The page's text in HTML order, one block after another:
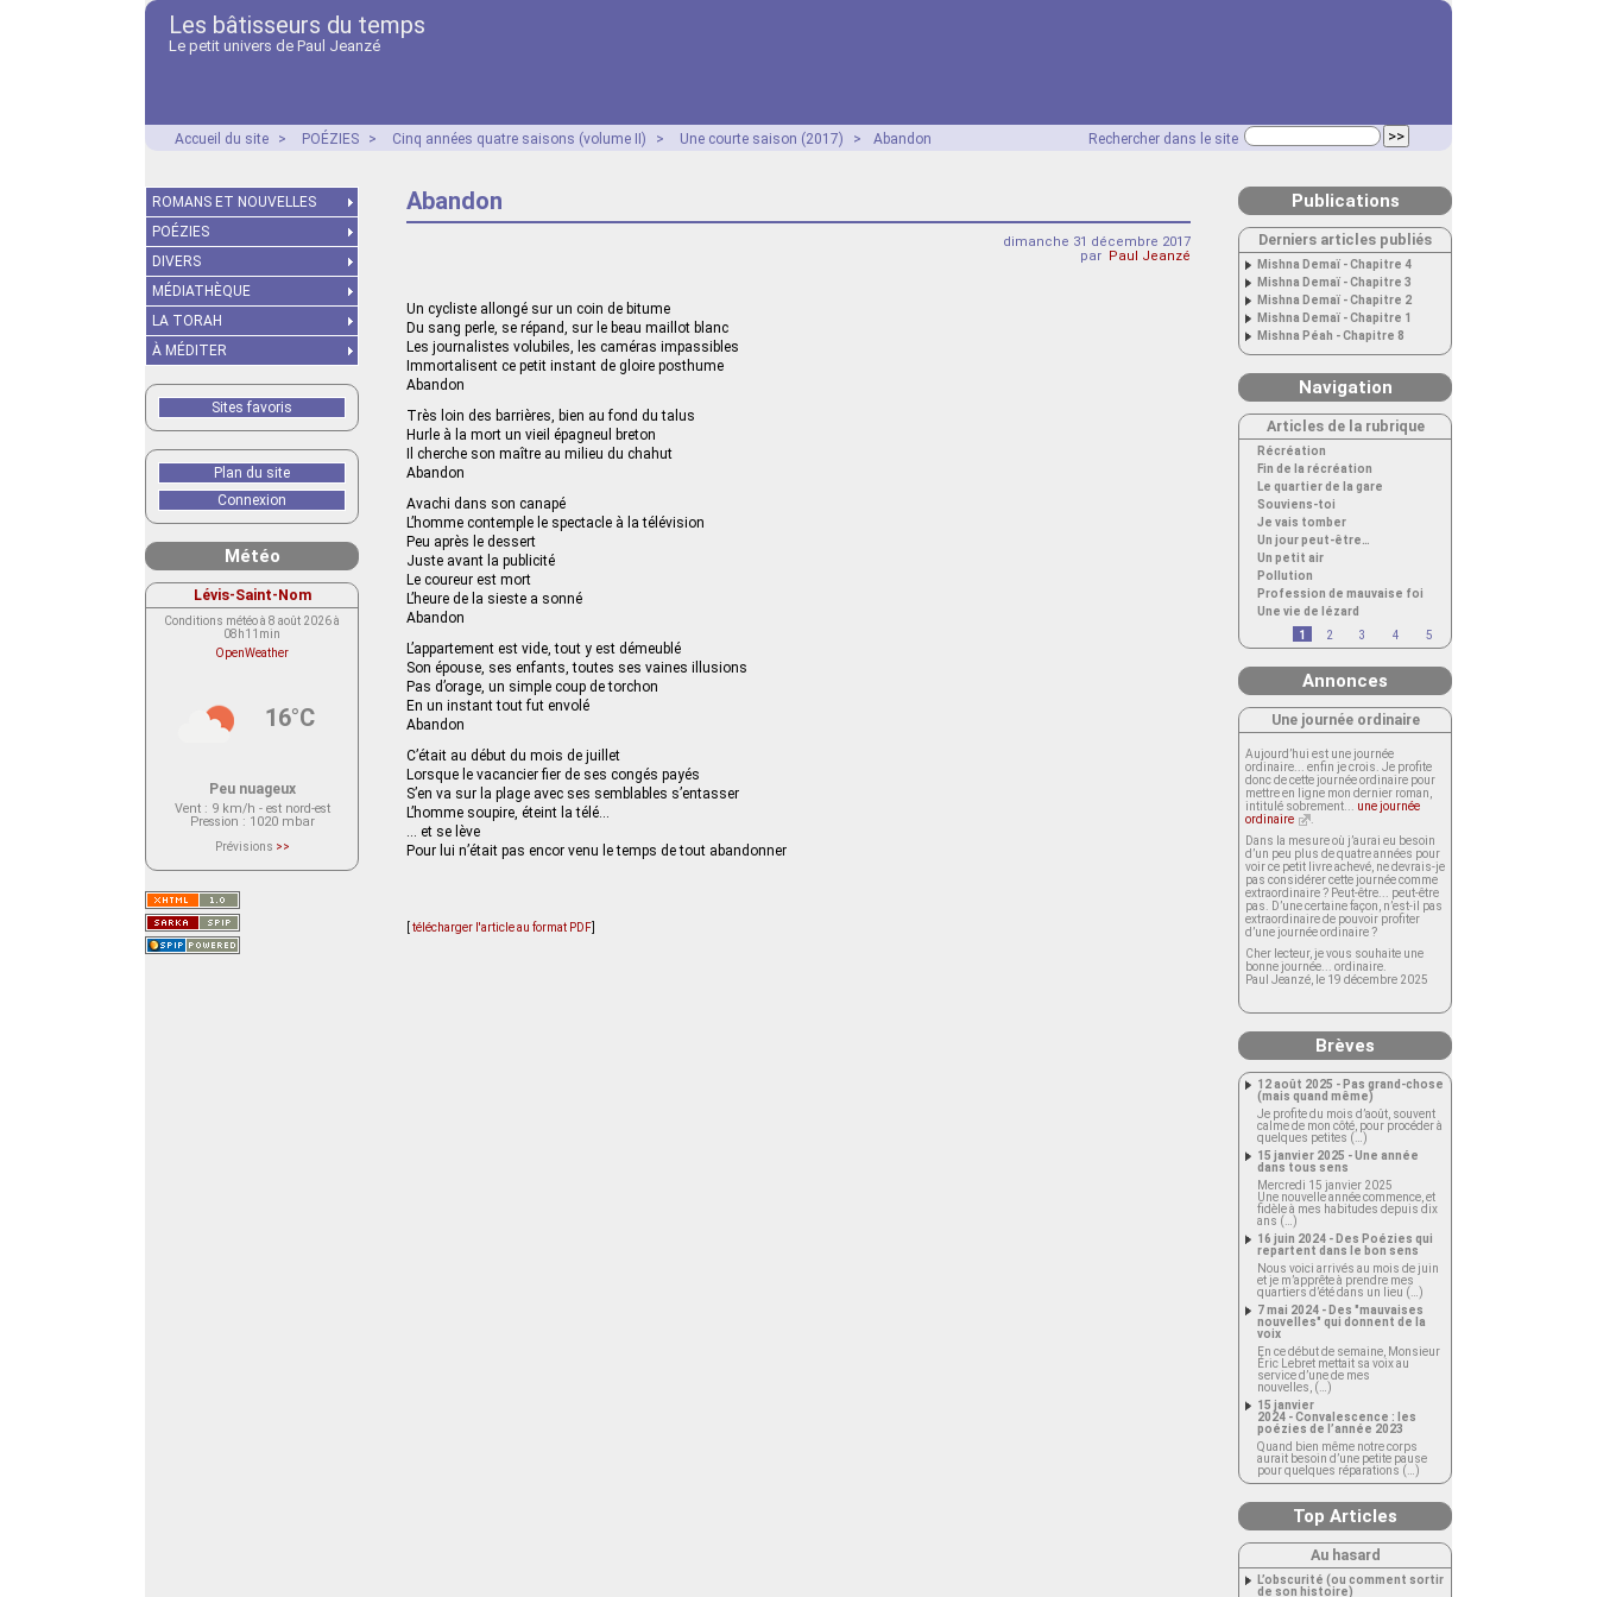
Les bâtisseurs du temps
Le petit univers de Paul Jeanzé
Rechercher dans le site
Accueil du site > POÉZIES > Cinq années quatre saisons (volume II) > Une courte saison (2017) > Abandon
Abandon
dimanche 31 décembre 2017
par Paul Jeanzé
Un cycliste allongé sur un coin de bitume
Du sang perle, se répand, sur le beau maillot blanc
Les journalistes volubiles, les caméras impassibles
Immortalisent ce petit instant de gloire posthume
Abandon
Très loin des barrières, bien au fond du talus
Hurle à la mort un vieil épagneul breton
Il cherche son maître au milieu du chahut
Abandon
Avachi dans son canapé
L’homme contemple le spectacle à la télévision
Peu après le dessert
Juste avant la publicité
Le coureur est mort
L’heure de la sieste a sonné
Abandon
L’appartement est vide, tout y est démeublé
Son épouse, ses enfants, toutes ses vaines illusions
Pas d’orage, un simple coup de torchon
En un instant tout fut envolé
Abandon
C’était au début du mois de juillet
Lorsque le vacancier fier de ses congés payés
S’en va sur la plage avec ses semblables s’entasser
L’homme soupire, éteint la télé…
… et se lève
Pour lui n’était pas encor venu le temps de tout abandonner
télécharger l'article au format PDF
ROMANS ET NOUVELLES
POÉZIES
DIVERS
MÉDIATHÈQUE
LA TORAH
À MÉDITER
Sites favoris
Plan du site
Connexion
Météo
Lévis-Saint-Nom
Conditions météo à 8 août 2026 à
08h11min
OpenWeather
16°C
Peu nuageux
Vent: 9 km/h - est nord-est
Pression : 1020 mbar
Prévisions >>
actuellement aucune prévision
Saint-Nom.
Veuillez consulter le message du
service ci-dessous.
(401 - Invalid API key. Please see
https://openweathermap.org/faq#error401
Publications
Derniers articles publiés
Mishna Demaï - Chapitre 4
Mishna Demaï - Chapitre 3
Mishna Demaï - Chapitre 2
Mishna Demaï - Chapitre 1
Mishna Péah - Chapitre 8
Navigation
Articles de la rubrique
Récréation
Fin de la récréation
Le quartier de la gare
Souviens-toi
Je vais tomber
Un jour peut-être…
Un petit air
Pollution
Profession de mauvaise foi
Une vie de lézard
1
2 3 4 5
Annonces
Une journée ordinaire
Aujourd’hui est une journée
ordinaire... enfin je crois. Je profite
donc de cette journée ordinaire pour
mettre en ligne mon dernier roman,
intitulé sobrement... une journée
ordinaire
Dans la mesure où j’aurai eu besoin
d’un peu plus de quatre années pour
voir ce petit livre achevé, ne devrais-je
pas considérer cette journée comme
extraordinaire ? Peut-être... peut-être
pas. D’une certaine façon, n’est-il pas
extraordinaire de pouvoir profiter
d’une journée ordinaire ?
Cher lecteur, je vous souhaite une
bonne journée... ordinaire.
Paul Jeanzé, le 19 décembre 2025
Brèves
12 août 2025 - Pas grand-chose
(mais quand même)
Je profite du mois d’août, souvent
calme de mon côté, pour procéder à
quelques petites (…)
15 janvier 2025 - Une année
dans tous sens
Mercredi 15 janvier 2025
Une nouvelle année commence, et
fidèle à mes habitudes depuis dix
ans (…)
16 juin 2024 - Des Poézies qui
repartent dans le bon sens
Nous voici arrivés au mois de juin
et je m’apprête à prendre mes
quartiers d’été dans un lieu (…)
7 mai 2024 - Des "mauvaises
nouvelles" qui donnent de la
voix
En ce début de semaine, Monsieur
Éric Lebret mettait sa voix au
service d’une de mes
nouvelles, (…)
15 janvier
2024 - Convalescence : les
poézies de l’année 2023
Quand bien même notre corps
aurait besoin d’une petite pause
pour quelques réparations (…)
Top Articles
Au hasard
L’obscurité (ou comment sortir
de son histoire)